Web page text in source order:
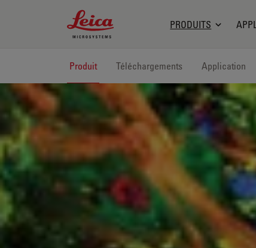
Leica Microsystems Logo
PRODUITS
Produit Téléchargements Application